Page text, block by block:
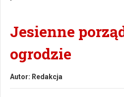
Jesienne
ogrodzie
Autor: Redakcja